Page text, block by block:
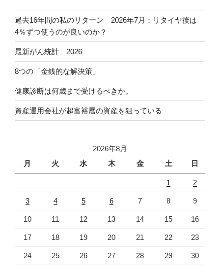
過去16年間の私のリターン 2026年7月：リタイヤ後は
4％ずつ使うのが良いのか？
最新がん統計 2026
8つの「金銭的な解決策」
健康診断は何歳まで受けるべきか。
資産運用会社が超富裕層の資産を狙っている
2026年8月
月
火 水 木 金 土 日
1 2
3 4 5 6 7 8 9
10 11 12 13 14 15 16
17 18 19 20 21 22 23
24 25 26 27 28 29 30